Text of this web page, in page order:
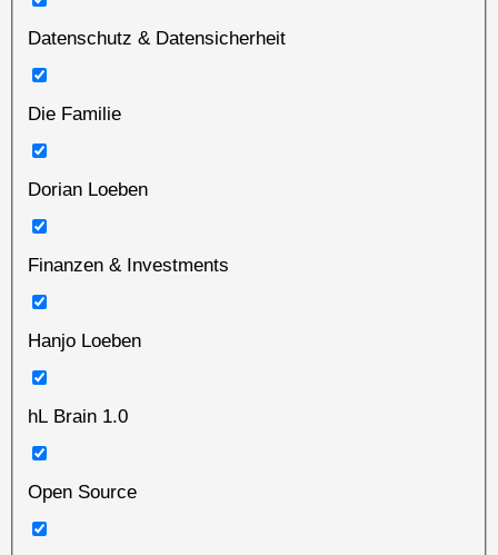
Datenschutz & Datensicherheit
Die Familie
Dorian Loeben
Finanzen & Investments
Hanjo Loeben
hL Brain 1.0
Open Source